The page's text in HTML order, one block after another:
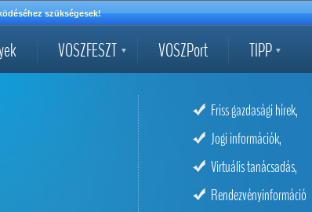
szükségesek!
VOSZFESZT VOSZPort TIPP
Friss gazdasági hírek,
Jogi információk,
Virtuális tanácsadás,
Rendezvényinformáció